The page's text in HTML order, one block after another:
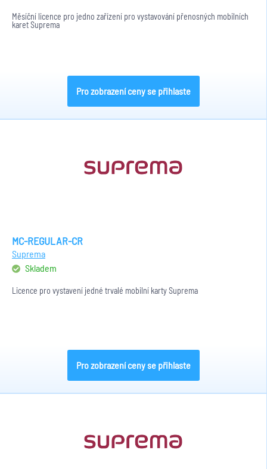
Měsíční licence pro jedno zařízení pro vystavování přenosných mobilních
karet Suprema
Pro zobrazení ceny se přihlaste
MC-REGULAR-CR
Suprema
Skladem
Licence pro vystavení jedné trvalé mobilní karty Suprema
Pro zobrazení ceny se přihlaste